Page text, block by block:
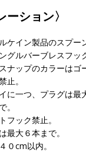
ーション〉
ケイン製品のスプー
グルバーブレスフッ
ナップのカラーは
止。
に一つ、プラグは
。
フック禁止。
最大６本まで。
０cm以内。